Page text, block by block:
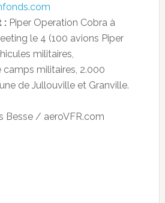
: Piper Operation Cobra à
le 4 (100 avions Piper
militaires,
militaires, 2.000
de Jullouville et Granville.
Besse / aeroVFR.com